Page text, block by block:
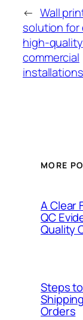
← Wall
solution for
high-quality
commercial
installations
MORE
A Clear
QC
Quality
Steps
Orders